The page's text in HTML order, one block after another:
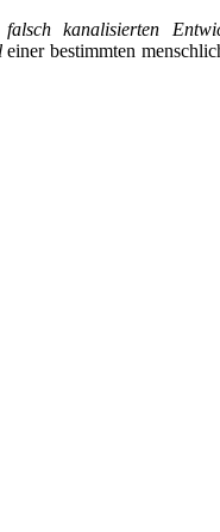
kanalisierten
einer bestimmten